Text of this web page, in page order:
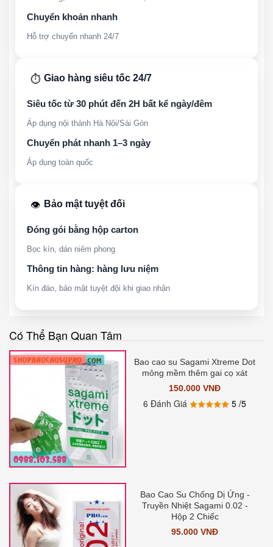
Chuyển khoản nhanh
Hỗ trợ chuyển nhanh 24/7
⏱️ Giao hàng siêu tốc 24/7
Siêu tốc từ 30 phút đến 2H bất kể ngày/đêm
Áp dụng nội thành Hà Nội/Sài Gòn
Chuyển phát nhanh 1–3 ngày
Áp dụng toàn quốc
👁️ Bảo mật tuyệt đối
Đóng gói bằng hộp carton
Bọc kín, dán niêm phong
Thông tin hàng: hàng lưu niệm
Kín đáo, bảo mật tuyệt đội khi giao nhận
Có Thể Bạn Quan Tâm
Bao cao su Sagami Xtreme Dot
mỏng mềm thêm gai cọ xát
150.000 VNĐ
6 Đánh Giá 5/5
Bao Cao Su Chống Dị Ứng -
Truyền Nhiệt Sagami 0.02 -
Hộp 2 Chiếc
95.000 VNĐ